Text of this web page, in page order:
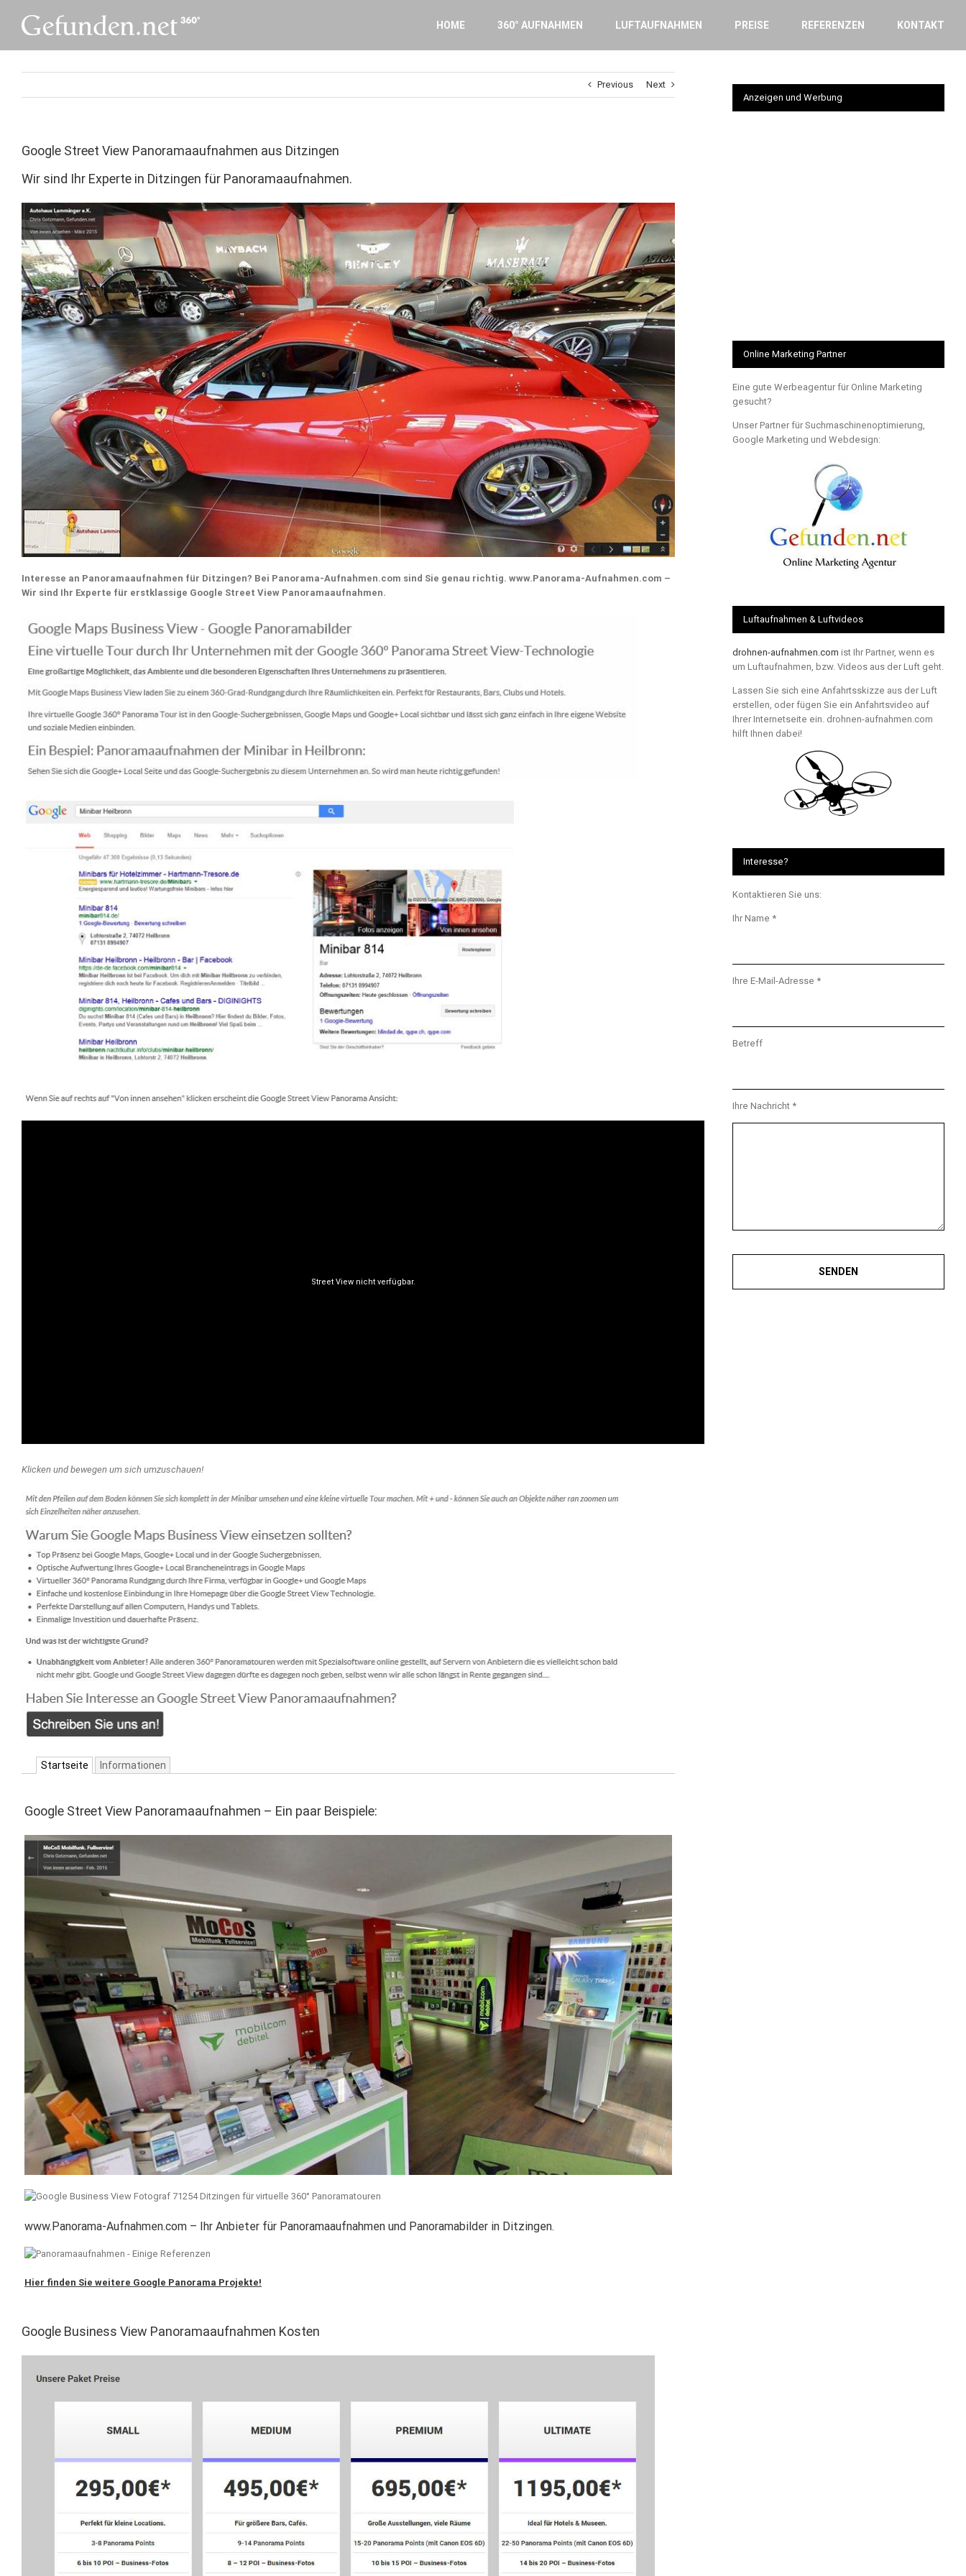
content
HOME 360° AUFNAHMEN LUFTAUFNAHMEN PREISE REFERENZEN KONTAKT
Previous Next
Google Street View Panoramaaufnahmen aus Ditzingen
Wir sind Ihr Experte in Ditzingen für Panoramaaufnahmen.
Interesse an Panoramaaufnahmen für Ditzingen? Bei Panorama-Aufnahmen.com sind Sie genau richtig. www.Panorama-Aufnahmen.com –
Wir sind Ihr Experte für erstklassige Google Street View Panoramaaufnahmen.
Klicken und bewegen um sich umzuschauen!
Startseite Informationen
Google Street View Panoramaaufnahmen – Ein paar Beispiele:
www.Panorama-Aufnahmen.com – Ihr Anbieter für Panoramaaufnahmen und Panoramabilder in Ditzingen.
Hier finden Sie weitere Google Panorama Projekte!
Google Business View Panoramaaufnahmen Kosten
Anzeigen und Werbung
Online Marketing Partner
Eine gute Werbeagentur für Online Marketing
gesucht?
Unser Partner für Suchmaschinenoptimierung,
Google Marketing und Webdesign:
Luftaufnahmen & Luftvideos
drohnen-aufnahmen.com ist Ihr Partner, wenn es
um Luftaufnahmen, bzw. Videos aus der Luft geht.
Lassen Sie sich eine Anfahrtsskizze aus der Luft
erstellen, oder fügen Sie ein Anfahrtsvideo auf
Ihrer Internetseite ein. drohnen-aufnahmen.com
hilft Ihnen dabei!
Interesse?
Kontaktieren Sie uns:
Ihr Name *
Ihre E-Mail-Adresse *
Betreff
Ihre Nachricht *